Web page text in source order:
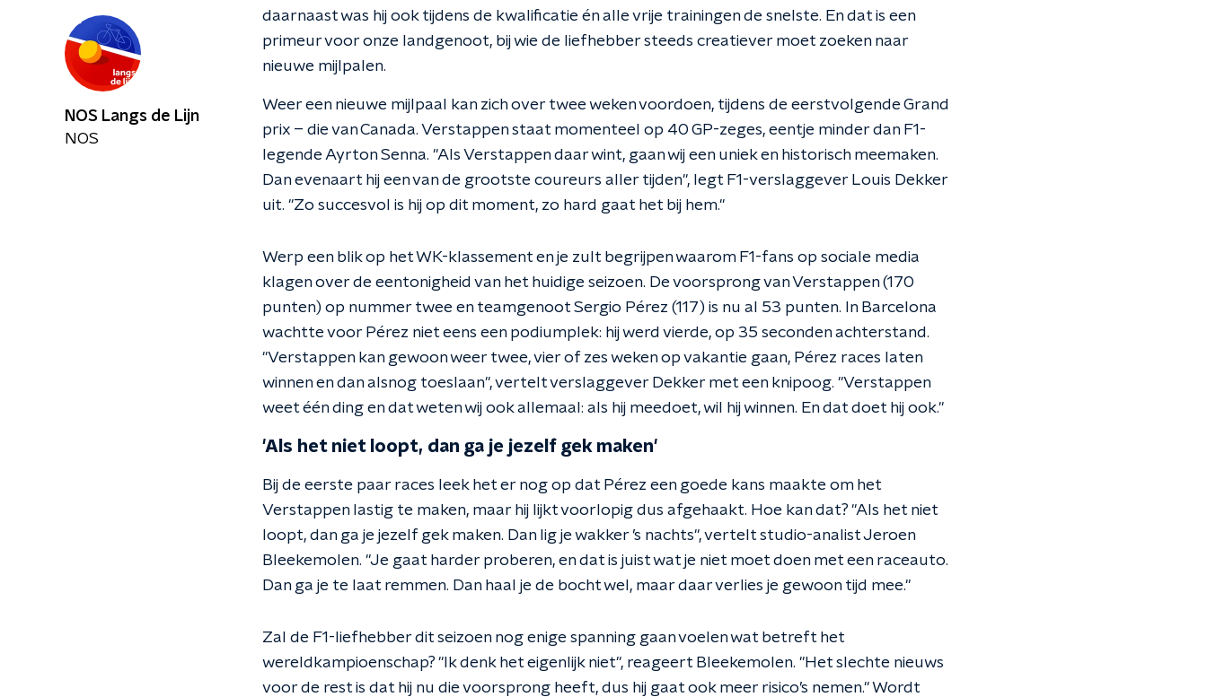
daarnaast was hij ook tijdens de kwalificatie én alle vrije trainingen de snelste. En dat is een
primeur voor onze landgenoot, bij wie de liefhebber steeds creatiever moet zoeken naar
nieuwe mijlpalen.
Weer een nieuwe mijlpaal kan zich over twee weken voordoen, tijdens de eerstvolgende Grand
prix – die van Canada. Verstappen staat momenteel op 40 GP-zeges, eentje minder dan F1-
legende Ayrton Senna. "Als Verstappen daar wint, gaan wij een uniek en historisch meemaken.
Dan evenaart hij een van de grootste coureurs aller tijden", legt F1-verslaggever Louis Dekker
uit. "Zo succesvol is hij op dit moment, zo hard gaat het bij hem."
Werp een blik op het WK-klassement en je zult begrijpen waarom F1-fans op sociale media
klagen over de eentonigheid van het huidige seizoen. De voorsprong van Verstappen (170
punten) op nummer twee en teamgenoot Sergio Pérez (117) is nu al 53 punten. In Barcelona
wachtte voor Pérez niet eens een podiumplek: hij werd vierde, op 35 seconden achterstand.
"Verstappen kan gewoon weer twee, vier of zes weken op vakantie gaan, Pérez races laten
winnen en dan alsnog toeslaan", vertelt verslaggever Dekker met een knipoog. "Verstappen
weet één ding en dat weten wij ook allemaal: als hij meedoet, wil hij winnen. En dat doet hij ook."
'Als het niet loopt, dan ga je jezelf gek maken'
Bij de eerste paar races leek het er nog op dat Pérez een goede kans maakte om het
Verstappen lastig te maken, maar hij lijkt voorlopig dus afgehaakt. Hoe kan dat? "Als het niet
loopt, dan ga je jezelf gek maken. Dan lig je wakker ’s nachts", vertelt studio-analist Jeroen
Bleekemolen. "Je gaat harder proberen, en dat is juist wat je niet moet doen met een raceauto.
Dan ga je te laat remmen. Dan haal je de bocht wel, maar daar verlies je gewoon tijd mee."
Zal de F1-liefhebber dit seizoen nog enige spanning gaan voelen wat betreft het
wereldkampioenschap? "Ik denk het eigenlijk niet", reageert Bleekemolen. "Het slechte nieuws
voor de rest is dat hij nu die voorsprong heeft, dus hij gaat ook meer risico’s nemen." Wordt
NOS Langs de Lijn
NOS